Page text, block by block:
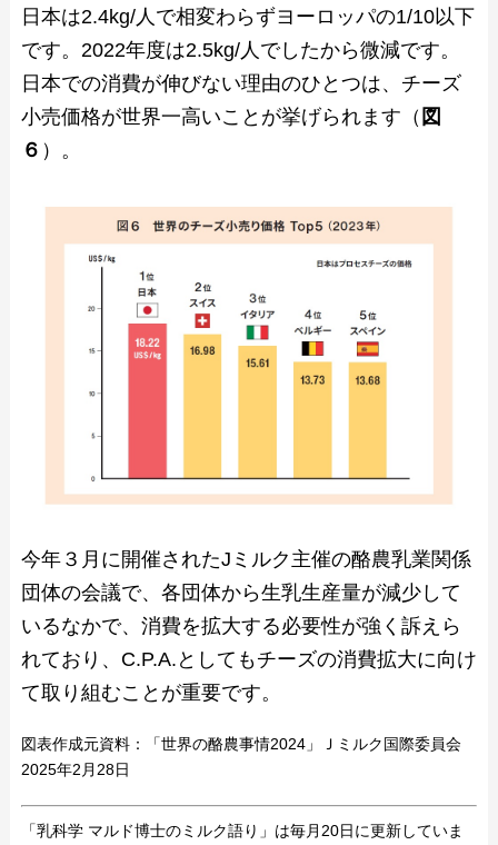
日本は2.4kg/人で相変わらずヨーロッパの1/10以下
です。2022年度は2.5kg/人でしたから微減です。
日本での消費が伸びない理由のひとつは、チーズ
小売価格が世界一高いことが挙げられます（ 図
６ ）。
今年３月に開催されたJミルク主催の酪農乳業関係
団体の会議で、各団体から生乳生産量が減少して
いるなかで、消費を拡大する必要性が強く訴えら
れており、C.P.A.としてもチーズの消費拡大に向け
て取り組むことが重要です。
図表作成元資料：「世界の酪農事情2024」Ｊミルク国際委員会
2025年2月28日
「乳科学 マルド博士のミルク語り」は毎月20日に更新していま